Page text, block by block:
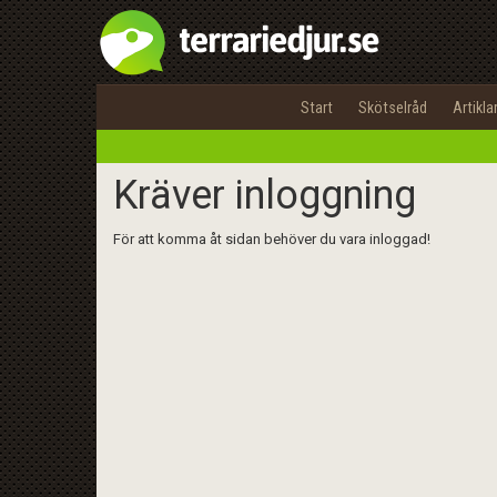
Start Skötselråd Artiklar
Kräver inloggning
För att komma åt sidan behöver du vara inloggad!